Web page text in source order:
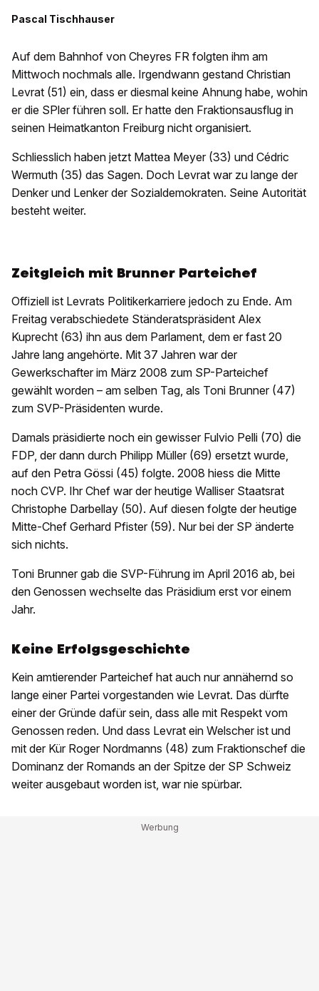
Pascal Tischhauser
Auf dem Bahnhof von Cheyres FR folgten ihm am
Mittwoch nochmals alle. Irgendwann gestand Christian
Levrat (51) ein, dass er diesmal keine Ahnung habe, wohin
er die SPler führen soll. Er hatte den Fraktionsausflug in
seinen Heimatkanton Freiburg nicht organisiert.
Schliesslich haben jetzt Mattea Meyer (33) und Cédric
Wermuth (35) das Sagen. Doch Levrat war zu lange der
Denker und Lenker der Sozialdemokraten. Seine Autorität
besteht weiter.
Zeitgleich mit Brunner Parteichef
Offiziell ist Levrats Politikerkarriere jedoch zu Ende. Am
Freitag verabschiedete Ständeratspräsident Alex
Kuprecht (63) ihn aus dem Parlament, dem er fast 20
Jahre lang angehörte. Mit 37 Jahren war der
Gewerkschafter im März 2008 zum SP-Parteichef
gewählt worden – am selben Tag, als Toni Brunner (47)
zum SVP-Präsidenten wurde.
Damals präsidierte noch ein gewisser Fulvio Pelli (70) die
FDP, der dann durch Philipp Müller (69) ersetzt wurde,
auf den Petra Gössi (45) folgte. 2008 hiess die Mitte
noch CVP. Ihr Chef war der heutige Walliser Staatsrat
Christophe Darbellay (50). Auf diesen folgte der heutige
Mitte-Chef Gerhard Pfister (59). Nur bei der SP änderte
sich nichts.
Toni Brunner gab die SVP-Führung im April 2016 ab, bei
den Genossen wechselte das Präsidium erst vor einem
Jahr.
Keine Erfolgsgeschichte
Kein amtierender Parteichef hat auch nur annähernd so
lange einer Partei vorgestanden wie Levrat. Das dürfte
einer der Gründe dafür sein, dass alle mit Respekt vom
Genossen reden. Und dass Levrat ein Welscher ist und
mit der Kür Roger Nordmanns (48) zum Fraktionschef die
Dominanz der Romands an der Spitze der SP Schweiz
weiter ausgebaut worden ist, war nie spürbar.